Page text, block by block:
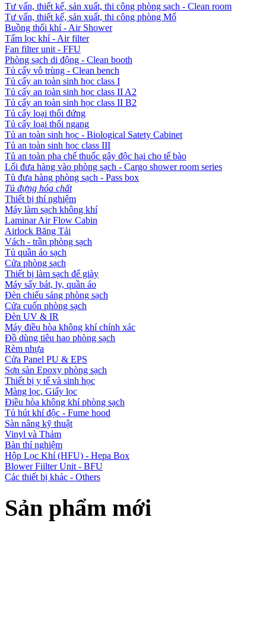
Tư vấn, thiết kế, sản xuất, thi công phòng sạch - Clean room
Tư vấn, thiết kế, sản xuất, thi công phòng Mổ
Buồng thổi khí - Air Shower
Tấm lọc khí - Air filter
Fan filter unit - FFU
Phòng sạch di động - Clean booth
Tủ cấy vô trùng - Clean bench
Tủ cấy an toàn sinh học class I
Tủ cấy an toàn sinh học class II A2
Tủ cấy an toàn sinh học class II B2
Tủ cấy loại thổi đứng
Tủ cấy loại thổi ngang
Tủ an toàn sinh học - Biological Satety Cabinet
Tủ an toàn sinh học class III
Tủ an toàn pha chế thuốc gây độc hại cho tế bào
Lối đưa hàng vào phòng sạch - Cargo shower room series
Tủ đưa hàng phòng sạch - Pass box
Tủ đựng hóa chất
Thiết bị thí nghiệm
Máy làm sạch không khí
Laminar Air Flow Cabin
Airlock Băng Tải
Vách - trần phòng sạch
Tủ quần áo sạch
Cửa phòng sạch
Thiết bị làm sạch đế giày
Máy sấy bát, ly, quần áo
Đèn chiếu sáng phòng sạch
Cửa cuốn phòng sạch
Đèn UV & IR
Máy điều hòa không khí chính xác
Đồ dùng tiêu hao phòng sạch
Rèm nhựa
Cửa Panel PU & EPS
Sơn sàn Epoxy phòng sạch
Thiết bị y tế và sinh học
Màng lọc, Giấy lọc
Điều hòa không khí phòng sạch
Tủ hút khí độc - Fume hood
Sàn nâng kỹ thuật
Vinyl và Thảm
Bàn thí nghiệm
Hộp Lọc Khí (HFU) - Hepa Box
Blower Fiilter Unit - BFU
Các thiết bị khác - Others
Sản phẩm mới